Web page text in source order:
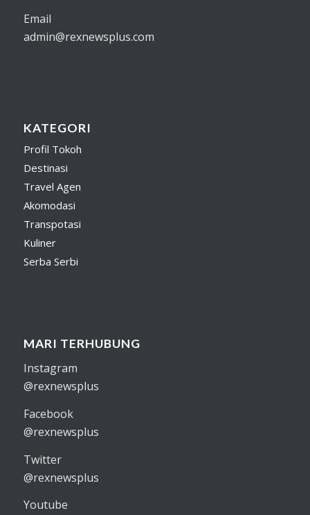
Email
admin@rexnewsplus.com
KATEGORI
Profil Tokoh
Destinasi
Travel Agen
Akomodasi
Transpotasi
Kuliner
Serba Serbi
MARI TERHUBUNG
Instagram
@rexnewsplus
Facebook
@rexnewsplus
Twitter
@rexnewsplus
Youtube